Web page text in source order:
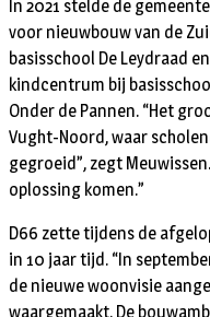
In 2021 stelde de
voor nieuwbouw van de
basisschool De Leydraad
kindcentrum bij
Onder de Pannen. “Het
Vught-Noord, waar
gegroeid”, zegt
oplossing komen.”
D66 zette tijdens de
in 10 jaar tijd. “In
de nieuwe woonvisie
waargemaakt. De